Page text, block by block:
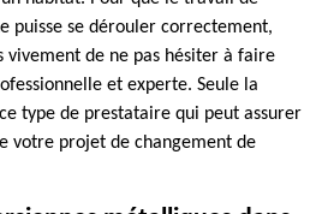
puisse se dérouler correctement,
vivement de ne pas hésiter à faire
et experte. Seule la
type de prestataire qui peut assurer
votre projet de changement de